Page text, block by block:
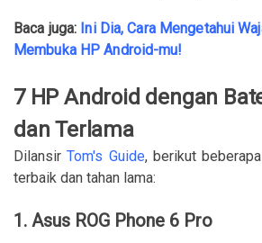
Baca juga: Ini Dia, Cara Mengetahui
Membuka HP Android-mu!
7 HP Android dengan
dan Terlama
DilansirTom's Guide, berikut
terbaik dan tahan lama:
1. Asus ROG Phone 6 Pro